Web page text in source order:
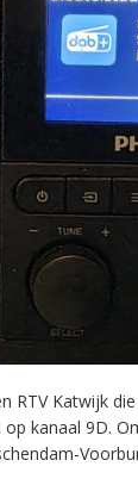
RTV Katwijk
kanaal 9D.